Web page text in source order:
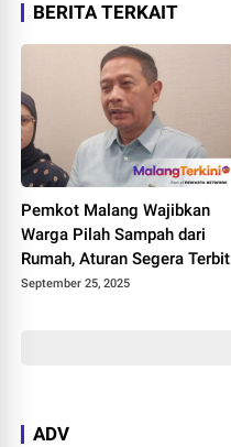
BERITA TERKAIT
Pemkot Malang Wajibkan
Warga Pilah Sampah dari
Rumah, Aturan Segera Terbit
September 25, 2025
ADV